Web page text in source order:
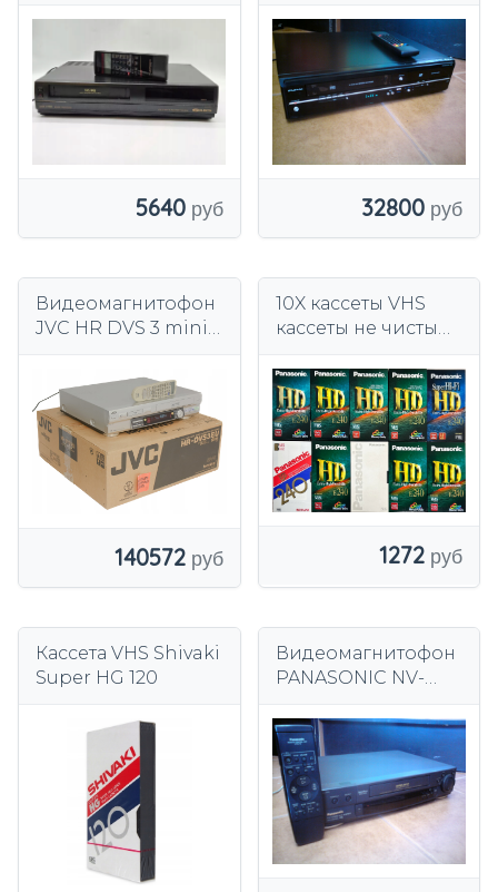
О УПРАВЛЕНИЯ
5640 32800
Видеомагнитофон
JVC HR DVS 3 mini
HI FI СТЕРЕО
140572
10X кассеты VHS
кассеты не чистый
комплект посылка
1272
Кассета VHS Shivaki
Super HG 120
Видеомагнитофон
PANASONIC NV-
СТЕРЕО VHS +
ПУЛЬТ ДУ